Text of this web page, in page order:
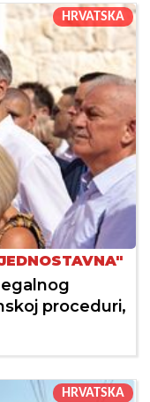
HRVATSKA
proceduri,
HRVATSKA